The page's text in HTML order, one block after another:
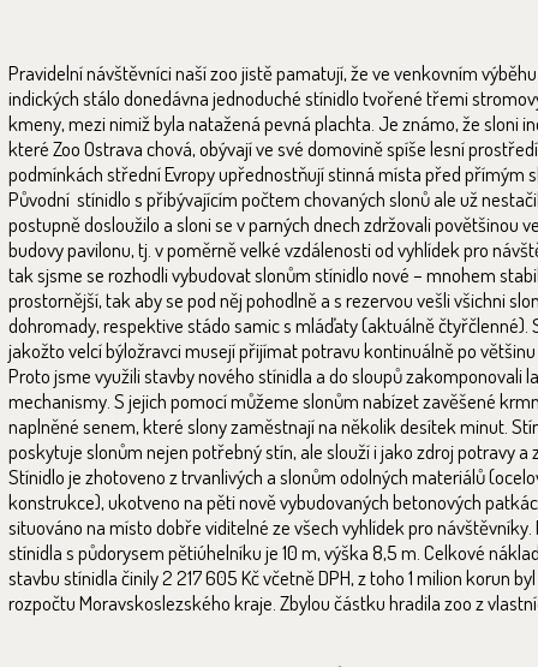
Pravidelní návštěvníci naší zoo jistě pamatují, že ve venkovním
indických stálo donedávna jednoduché stínidlo tvořené třemi
kmeny, mezi nimiž byla natažená pevná plachta. Je známo, že sloni
které Zoo Ostrava chová, obývají ve své domovině spíše lesní
podmínkách střední Evropy upřednostňují stinná místa před přímým
Původní stínidlo s přibývajícím počtem chovaných slonů ale už
postupně dosloužilo a sloni se v parných dnech zdržovali povětšinou
budovy pavilonu, tj. v poměrně velké vzdálenosti od vyhlídek pro
tak sjsme se rozhodli vybudovat slonům stínidlo nové – mnohem
prostornější, tak aby se pod něj pohodlně a s rezervou vešli všichni
dohromady, respektive stádo samic s mláďaty (aktuálně čtyřčlenné).
jakožto velcí býložravci musejí přijímat potravu kontinuálně po
Proto jsme využili stavby nového stínidla a do sloupů zakomponovali
mechanismy. S jejich pomocí můžeme slonům nabízet zavěšené
naplněné senem, které slony zaměstnají na několik desítek minut.
poskytuje slonům nejen potřebný stín, ale slouží i jako zdroj potravy a
Stínidlo je zhotoveno z trvanlivých a slonům odolných materiálů
konstrukce), ukotveno na pěti nově vybudovaných betonových
situováno na místo dobře viditelné ze všech vyhlídek pro návštěvníky.
stínidla s půdorysem pětiúhelníku je 10 m, výška 8,5 m. Celkové
stavbu stínidla činily 2 217 605 Kč včetně DPH, z toho 1 milion korun
rozpočtu Moravskoslezského kraje. Zbylou částku hradila zoo z